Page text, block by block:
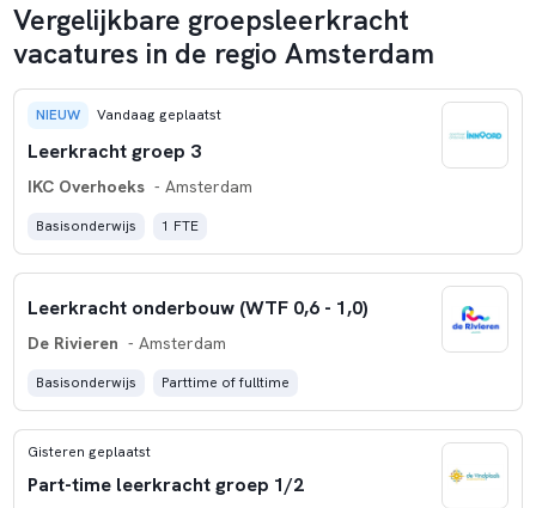
Vergelijkbare groepsleerkracht
vacatures in de regio Amsterdam
NIEUW Vandaag geplaatst
Leerkracht groep 3
IKC Overhoeks - Amsterdam
Basisonderwijs 1 FTE
Leerkracht onderbouw (WTF 0,6 - 1,0)
De Rivieren - Amsterdam
Basisonderwijs Parttime of fulltime
Gisteren geplaatst
Part-time leerkracht groep 1/2